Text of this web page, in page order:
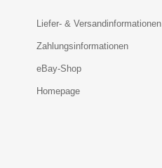
Liefer- & Versandinformationen
Zahlungsinformationen
eBay-Shop
Homepage